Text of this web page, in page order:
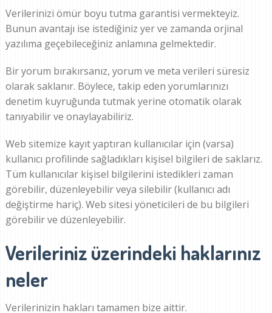
Verilerinizi ömür boyu tutma garantisi vermekteyiz.
Bunun avantajı ise istediğiniz yer ve zamanda orjinal
yazılıma geçebileceğiniz anlamına gelmektedir.
Bir yorum bırakırsanız, yorum ve meta verileri süresiz
olarak saklanır. Böylece, takip eden yorumlarınızı
denetim kuyruğunda tutmak yerine otomatik olarak
tanıyabilir ve onaylayabiliriz.
Web sitemize kayıt yaptıran kullanıcılar için (varsa)
kullanıcı profilinde sağladıkları kişisel bilgileri de saklarız.
Tüm kullanıcılar kişisel bilgilerini istedikleri zaman
görebilir, düzenleyebilir veya silebilir (kullanıcı adı
değiştirme hariç). Web sitesi yöneticileri de bu bilgileri
görebilir ve düzenleyebilir.
Verileriniz üzerindeki haklarınız
neler
Verilerinizin hakları tamamen bize aittir.